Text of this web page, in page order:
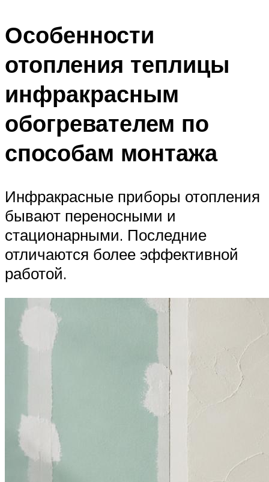
Особенности
отопления теплицы
инфракрасным
обогревателем по
способам монтажа
Инфракрасные приборы отопления
бывают переносными и
стационарными. Последние
отличаются более эффективной
работой.